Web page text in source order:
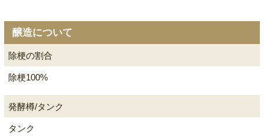
醸造について
除梗の割合
除梗100%
発酵樽/タンク
タンク